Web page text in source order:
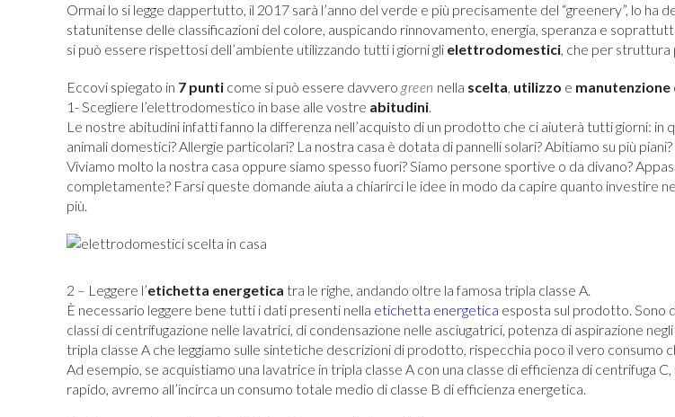
Ormai lo si legge dappertutto, il 2017 sarà l’anno del verde e più precisamente del “greenery”, lo ha
statunitense delle classificazioni del colore, auspicando rinnovamento, energia, speranza e
si può essere rispettosi dell’ambiente utilizzando tutti i giorni gli elettrodomestici, che per struttura
Eccovi spiegato in 7 punti come si può essere davvero green nella scelta, utilizzo e manutenzione
1- Scegliere l’elettrodomestico in base alle vostre abitudini.
Le nostre abitudini infatti fanno la differenza nell’acquisto di un prodotto che ci aiuterà tutti giorni: in
animali domestici? Allergie particolari? La nostra casa è dotata di pannelli solari? Abitiamo su più
Viviamo molto la nostra casa oppure siamo spesso fuori? Siamo persone sportive o da divano?
completamente? Farsi queste domande aiuta a chiarirci le idee in modo da capire quanto investire
più.
2 – Leggere l’etichetta energetica tra le righe, andando oltre la famosa tripla classe A.
È necessario leggere bene tutti i dati presenti nella etichetta energetica esposta sul prodotto. Sono
classi di centrifugazione nelle lavatrici, di condensazione nelle asciugatrici, potenza di aspirazione
tripla classe A che leggiamo sulle sintetiche descrizioni di prodotto, rispecchia poco il vero
Ad esempio, se acquistiamo una lavatrice in tripla classe A con una classe di efficienza di centrifuga
rapido, avremo all’incirca un consumo totale medio di classe B di efficienza energetica.